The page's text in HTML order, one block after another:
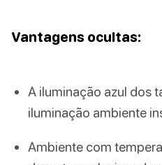
Vantagens ocultas:
A iluminação azul dos
iluminação ambiente
Ambiente com